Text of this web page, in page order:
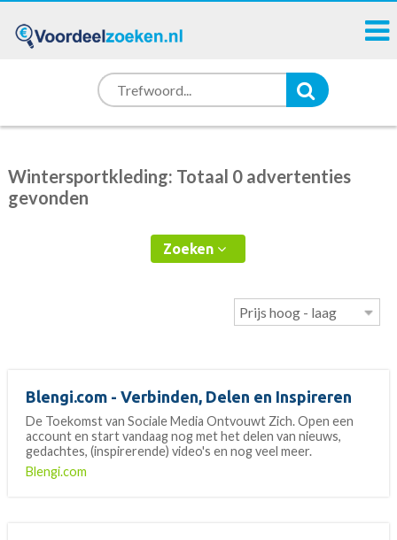
Wintersportkleding: Totaal 0 advertenties
gevonden
Zoeken
Blengi.com - Verbinden, Delen en Inspireren
De Toekomst van Sociale Media Ontvouwt Zich. Open een
account en start vandaag nog met het delen van nieuws,
gedachtes, (inspirerende) video's en nog veel meer.
Blengi.com